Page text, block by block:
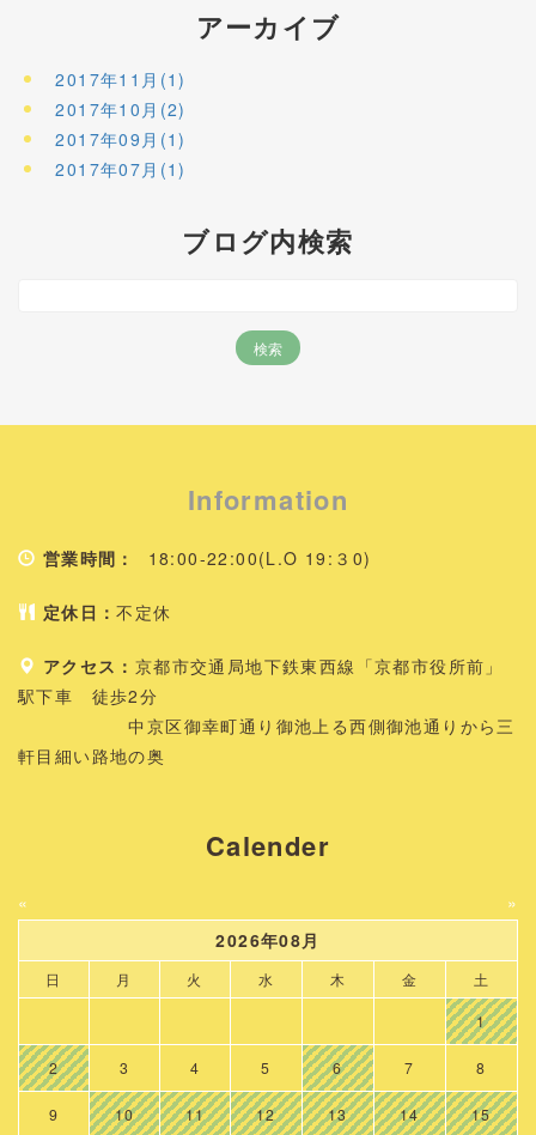
アーカイブ
2017年11月(1)
2017年10月(2)
2017年09月(1)
2017年07月(1)
ブログ内検索
Information
営業時間： 18:00-22:00(L.O 19:３0)
定休日：不定休
アクセス： 京都市交通局地下鉄東西線「京都市役所前」
駅下車 徒歩2分
中京区御幸町通り御池上る西側御池通りから三
軒目細い路地の奥
Calender
«
»
2026年08月
日 月 火 水 木 金 土
1
2 3 4 5 6 7 8
9 10 11 12 13 14 15